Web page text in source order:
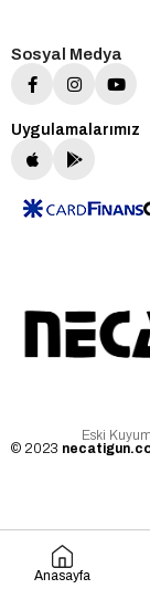
Sosyal Medya
Uygulamalarımız
Eski
© 2023
Anasayfa